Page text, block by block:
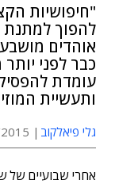
"חיפושיות
להפוך למתנת
אוהדים
עומדת
ותעשיית
גלי פיאלקוב 15:38
אחרי שבועיים של